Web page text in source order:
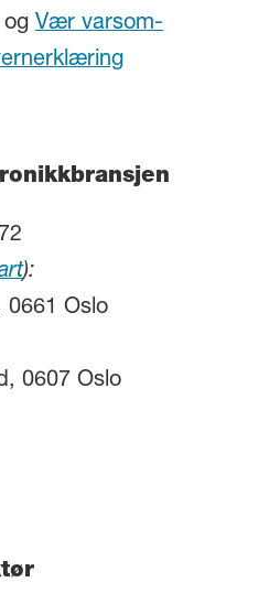
og Vær varsom-
):
0661 Oslo
0607 Oslo